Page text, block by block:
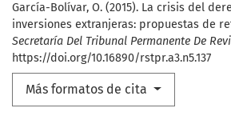
García-Bolívar, O. (2015). La crisis del
inversiones extranjeras: propuestas de
Secretaría Del Tribunal Permanente De
https://doi.org/10.16890/rstpr.a3.n5.137
Más formatos de cita